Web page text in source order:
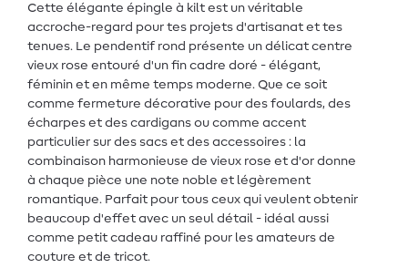
Cette élégante épingle à kilt est un véritable
accroche-regard pour tes projets d'artisanat et tes
tenues. Le pendentif rond présente un délicat centre
vieux rose entouré d'un fin cadre doré - élégant,
féminin et en même temps moderne. Que ce soit
comme fermeture décorative pour des foulards, des
écharpes et des cardigans ou comme accent
particulier sur des sacs et des accessoires : la
combinaison harmonieuse de vieux rose et d'or donne
à chaque pièce une note noble et légèrement
romantique. Parfait pour tous ceux qui veulent obtenir
beaucoup d'effet avec un seul détail - idéal aussi
comme petit cadeau raffiné pour les amateurs de
couture et de tricot.